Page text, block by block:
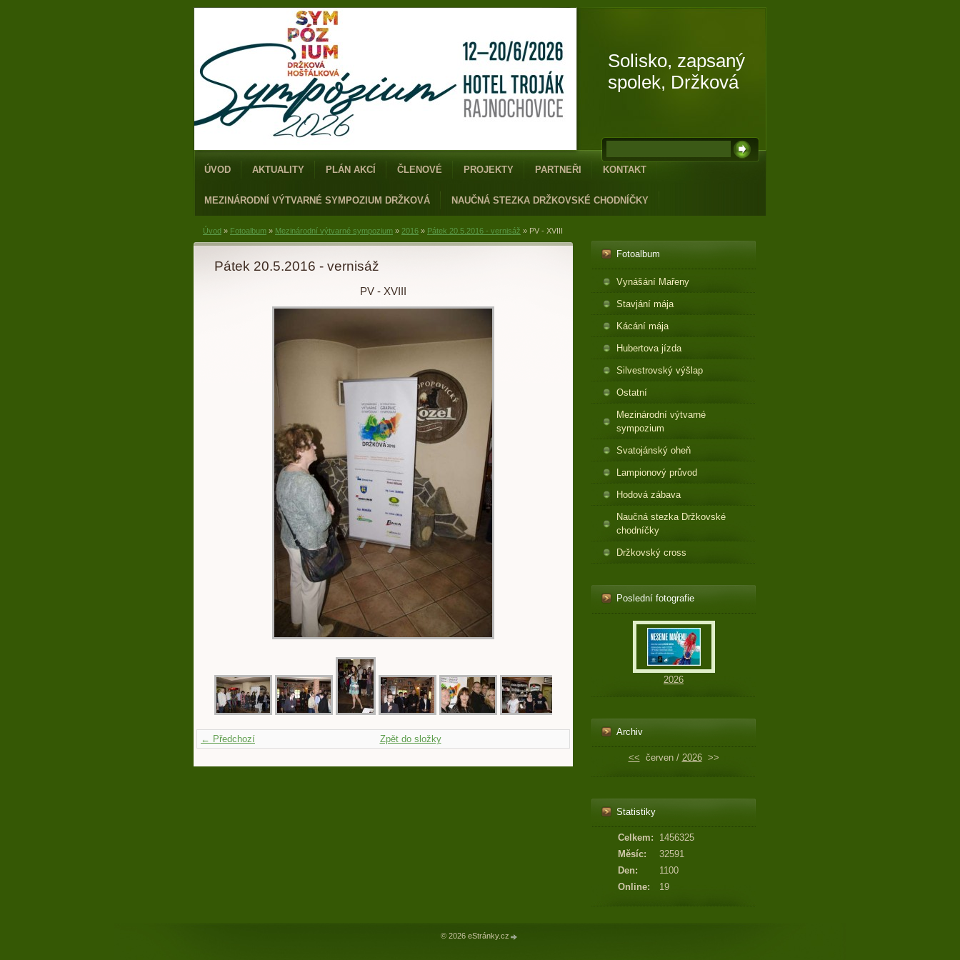
Solisko, zapsaný
spolek, Držková
ÚVOD AKTUALITY PLÁN AKCÍ ČLENOVÉ PROJEKTY PARTNEŘI KONTAKT
MEZINÁRODNÍ VÝTVARNÉ SYMPOZIUM DRŽKOVÁ NAUČNÁ STEZKA DRŽKOVSKÉ CHODNÍČKY
Úvod » Fotoalbum » Mezinárodní výtvarné sympozium » 2016 » Pátek 20.5.2016 - vernisáž » PV - XVIII
Pátek 20.5.2016 - vernisáž
PV - XVIII
← Předchozí Zpět do složky
Fotoalbum
Vynášání Mařeny
Stavjání mája
Kácání mája
Hubertova jízda
Silvestrovský výšlap
Ostatní
Mezinárodní výtvarné
sympozium
Svatojánský oheň
Lampionový průvod
Hodová zábava
Naučná stezka Držkovské
chodníčky
Držkovský cross
Poslední fotografie
2026
Archiv
<< červen / 2026 >>
Statistiky
Online: 19
Celkem:
1456325
Měsíc:
32591
Den:
1100
© 2026 eStránky.cz